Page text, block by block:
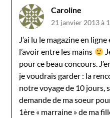
Caroline
21 janvier 2013 à
J’ai lu le magazine en
l’avoir entre les mains
pour ce beau concours.
je voudrais garder : la
notre voyage de 10 jours,
demande de ma soeur
1ère « marraine » de ma